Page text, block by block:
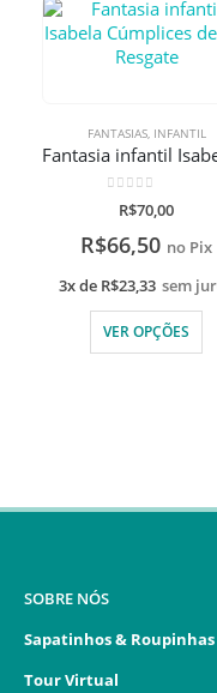
FANTASIAS, INFANTIL
de 5
R$70,00
R$66,50 no Pix
3x de R$23,33 sem
VER OPÇÕES
SOBRE NÓS
Sapatinhos &
Tour Virtual